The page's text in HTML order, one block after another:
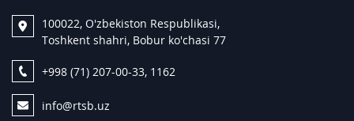
100022, O'zbekiston Respublikasi,
Toshkent shahri, Bobur ko'chasi 77
+998 (71) 207-00-33, 1162
info@rtsb.uz